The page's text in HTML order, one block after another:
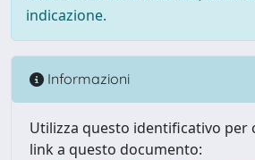
indicazione.
Informazioni
Utilizza questo identificativo per
link a questo documento: